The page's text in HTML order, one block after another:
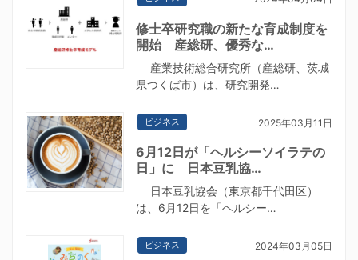
修士卒研究職の新たな育成制度を
開始 産総研、優秀な…
産業技術総合研究所（産総研、茨城
県つくば市）は、研究開発…
ビジネス 2025年03月11日
6月12日が「ヘルシーソイラテの
日」に 日本豆乳協…
日本豆乳協会（東京都千代田区）
は、6月12日を「ヘルシー…
ビジネス 2024年03月05日